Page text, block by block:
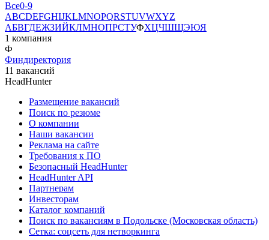
Все0-9
ABCDEFGHIJKLMNOPQRSTUVWXYZ
АБВГДЕЖЗИЙКЛМНОПРСТУФХЦЧШЩЭЮЯ
1 компания
Ф
Финдиректория
11 вакансий
HeadHunter
Размещение вакансий
Поиск по резюме
О компании
Наши вакансии
Реклама на сайте
Требования к ПО
Безопасный HeadHunter
HeadHunter API
Партнерам
Инвесторам
Каталог компаний
Поиск по вакансиям в Подольске (Московская область)
Сетка: соцсеть для нетворкинга